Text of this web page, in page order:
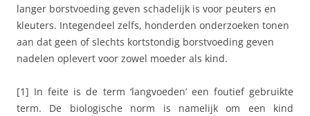
langer borstvoeding geven schadelijk is voor peuters en
kleuters. Integendeel zelfs, honderden onderzoeken tonen
aan dat geen of slechts kortstondig borstvoeding geven
nadelen oplevert voor zowel moeder als kind.
[1] In feite is de term ‘langvoeden’ een foutief gebruikte
term. De biologische norm is namelijk om een kind